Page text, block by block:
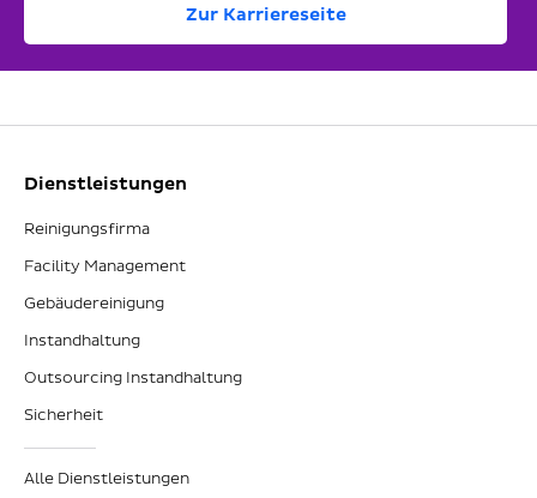
Zur Karriereseite
Dienstleistungen
Reinigungsfirma
Facility Management
Gebäudereinigung
Instandhaltung
Outsourcing Instandhaltung
Sicherheit
Alle Dienstleistungen